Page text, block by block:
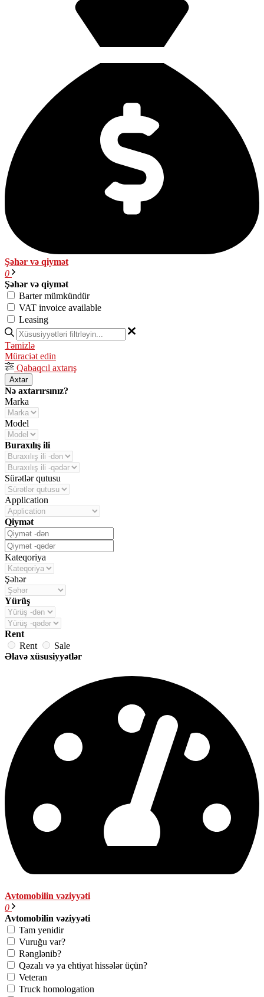
Şəhər və qiymət
0
Şəhər və qiymət
Barter mümkündür
VAT invoice available
Leasing
Təmizlə
Müraciət edin
Qabaqcıl axtarış
Axtar
Nə axtarırsınız?
Marka
Model
Buraxılış ili
Sürətlər qutusu
Application
Qiymət
Kateqoriya
Şəhər
Yürüş
Rent
Rent
Sale
Əlavə xüsusiyyətlər
Avtomobilin vəziyyəti
0
Avtomobilin vəziyyəti
Tam yenidir
Vuruğu var?
Rənglənib?
Qəzalı və ya ehtiyat hissələr üçün?
Veteran
Truck homologation